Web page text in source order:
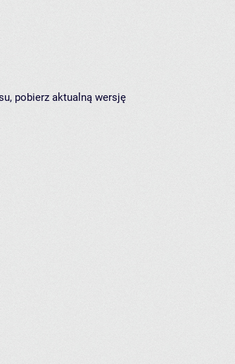
pobierz aktualną wersję